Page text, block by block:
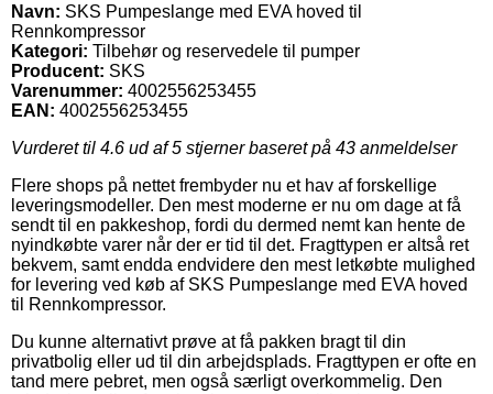
Navn: SKS Pumpeslange med EVA hoved til
Rennkompressor
Kategori: Tilbehør og reservedele til pumper
Producent: SKS
Varenummer: 4002556253455
EAN: 4002556253455
Vurderet til 4.6 ud af 5 stjerner baseret på 43 anmeldelser
Flere shops på nettet frembyder nu et hav af forskellige
leveringsmodeller. Den mest moderne er nu om dage at få
sendt til en pakkeshop, fordi du dermed nemt kan hente de
nyindkøbte varer når der er tid til det. Fragttypen er altså ret
bekvem, samt endda endvidere den mest letkøbte mulighed
for levering ved køb af SKS Pumpeslange med EVA hoved
til Rennkompressor.
Du kunne alternativt prøve at få pakken bragt til din
privatbolig eller ud til din arbejdsplads. Fragttypen er ofte en
tand mere pebret, men også særligt overkommelig. Den